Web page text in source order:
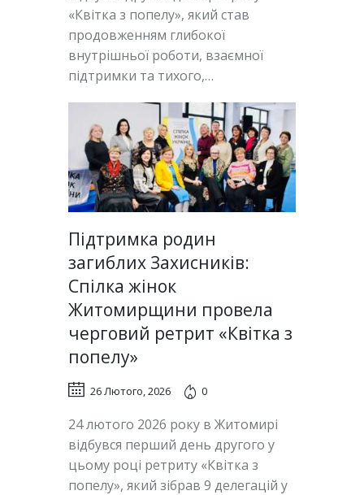
«Квітка з попелу», який став
продовженням глибокої
внутрішньої роботи, взаємної
підтримки та тихого,…
Підтримка родин
загиблих Захисників:
Спілка жінок
Житомирщини провела
черговий ретрит «Квітка з
попелу»
26 Лютого, 2026 0
24 лютого 2026 року в Житомирі
відбувся перший день другого у
цьому році ретриту «Квітка з
попелу», який зібрав 9 делегацій у